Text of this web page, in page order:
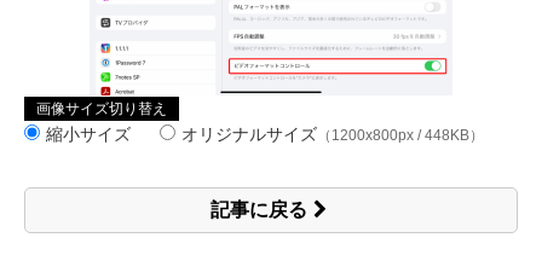
画像サイズ切り替え
縮小サイズ オリジナルサイズ （1200x800px / 448KB）
記事に戻る